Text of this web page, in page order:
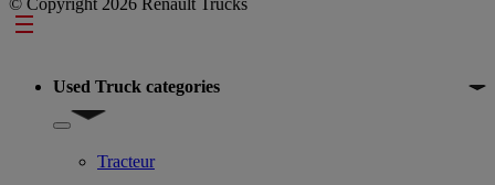
Footer
Used Truck categories
Show submenu for Used Truck categories
Tracteur